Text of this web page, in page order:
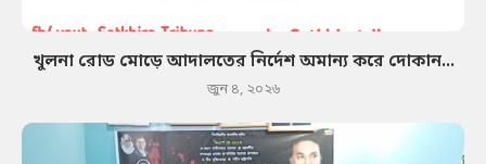
খুলনা রোড মোড়ে আদালতের নির্দেশ অমান্য করে দোকান...
জুন ৪, ২০২৬